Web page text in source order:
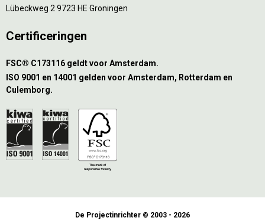
Lübeckweg 2 9723 HE Groningen
Certificeringen
FSC® C173116 geldt voor Amsterdam.
ISO 9001 en 14001 gelden voor Amsterdam, Rotterdam en
Culemborg.
De Projectinrichter © 2003 - 2026